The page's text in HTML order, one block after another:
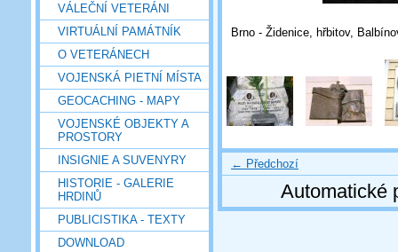
VÁLEČNÍ VETERÁNI
VIRTUÁLNÍ PAMÁTNÍK
O VETERÁNECH
VOJENSKÁ PIETNÍ MÍSTA
GEOCACHING - MAPY
VOJENSKÉ OBJEKTY A
PROSTORY
INSIGNIE A SUVENYRY
HISTORIE - GALERIE
HRDINŮ
PUBLICISTIKA - TEXTY
DOWNLOAD
Brno - Židenice, hřbitov,
← Předchozí
Automatické